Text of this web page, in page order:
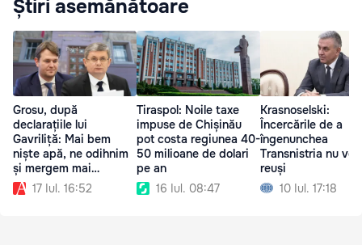
Știri asemănătoare
Grosu, după
declarațiile lui
Gavriliță: Mai bem
niște apă, ne odihnim
și mergem mai
departe17 Iul. 16:52
Tiraspol: Noile taxe
impuse de Chișinău
pot costa regiunea 40-
50 milioane de dolari
pe an
16 Iul. 08:47
Krasnoselski:
Încercările de a
îngenunchea
Transnistria nu vor
reuși
10 Iul. 17:18